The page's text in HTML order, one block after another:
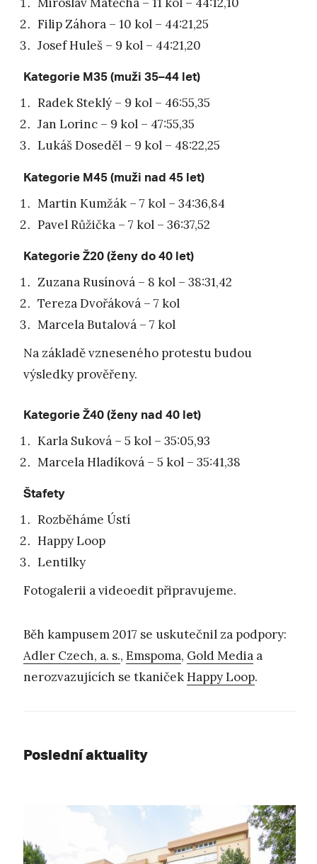
Filip Záhora – 10 kol – 44:21,25
Josef Huleš – 9 kol – 44:21,20
Kategorie M35 (muži 35–44 let)
Radek Steklý – 9 kol – 46:55,35
Jan Lorinc – 9 kol – 47:55,35
Lukáš Doseděl – 9 kol – 48:22,25
Kategorie M45 (muži nad 45 let)
Martin Kumžák – 7 kol – 34:36,84
Pavel Růžička – 7 kol – 36:37,52
Kategorie Ž20 (ženy do 40 let)
Zuzana Rusínová – 8 kol – 38:31,42
Tereza Dvořáková – 7 kol
Marcela Butalová – 7 kol
Na základě vzneseného protestu budou
výsledky prověřeny.
Kategorie Ž40 (ženy nad 40 let)
Karla Suková – 5 kol – 35:05,93
Marcela Hladíková – 5 kol – 35:41,38
Štafety
Rozběháme Ústí
Happy Loop
Lentilky
Fotogalerii a videoedit připravujeme.
Běh kampusem 2017 se uskutečnil za podpory:
Adler Czech, a. s., Emspoma, Gold Media a
nerozvazujících se tkaničekHappy Loop.
Poslední aktuality